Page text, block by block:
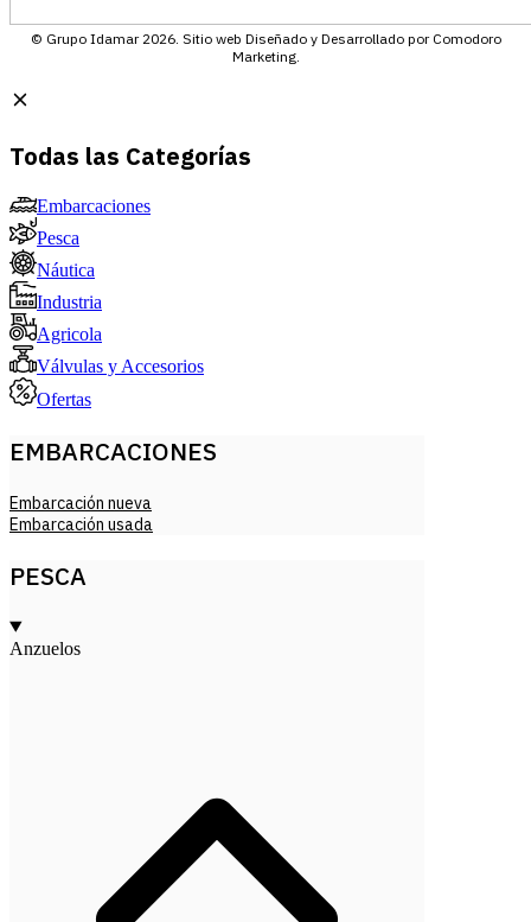
© Grupo Idamar 2026. Sitio web Diseñado y Desarrollado por Comodoro
Marketing.
Todas las Categorías
Embarcaciones
Pesca
Náutica
Industria
Agricola
Válvulas y Accesorios
Ofertas
EMBARCACIONES
Embarcación nueva
Embarcación usada
PESCA
Anzuelos